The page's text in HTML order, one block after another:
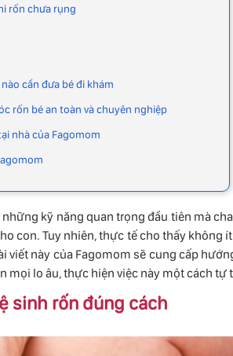
rốn chưa rụng
cần đưa bé đi khám
rốn bé an toàn và chuyên nghiệp
nhà của Fagomom
kỹ năng quan trọng đầu tiên mà
con. Tuy nhiên, thực tế cho thấy không
viết này của Fagomom sẽ cung cấp
mọi lo âu, thực hiện việc này một cách tự
sinh rốn đúng cách